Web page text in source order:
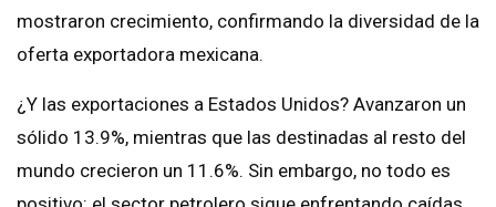
mostraron crecimiento, confirmando la diversidad de la
oferta exportadora mexicana.
¿Y las exportaciones a Estados Unidos? Avanzaron un
sólido 13.9%, mientras que las destinadas al resto del
mundo crecieron un 11.6%. Sin embargo, no todo es